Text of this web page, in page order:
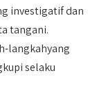
investigatif dan
tangani.
langkahyang
selaku